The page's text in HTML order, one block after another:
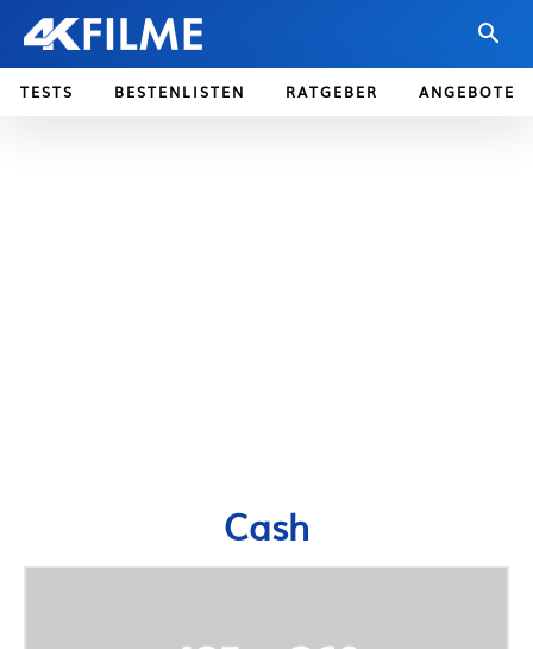
TESTS BESTENLISTEN RATGEBER ANGEBOTE
Cash